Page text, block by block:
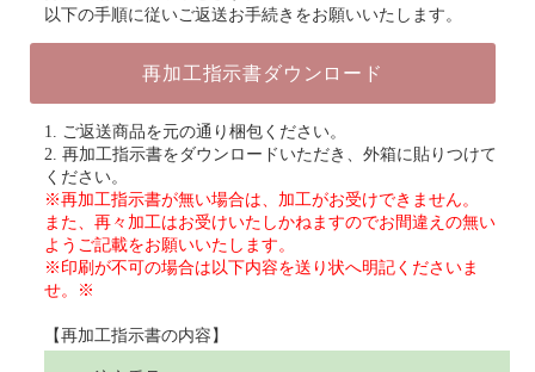
以下の手順に従いご返送お手続きをお願いいたします。
再加工指示書ダウンロード
1. ご返送商品を元の通り梱包ください。
2. 再加工指示書をダウンロードいただき、外箱に貼りつけて
ください。
※再加工指示書が無い場合は、加工がお受けできません。
また、再々加工はお受けいたしかねますのでお間違えの無い
ようご記載をお願いいたします。
※印刷が不可の場合は以下内容を送り状へ明記くださいま
せ。※
【再加工指示書の内容】